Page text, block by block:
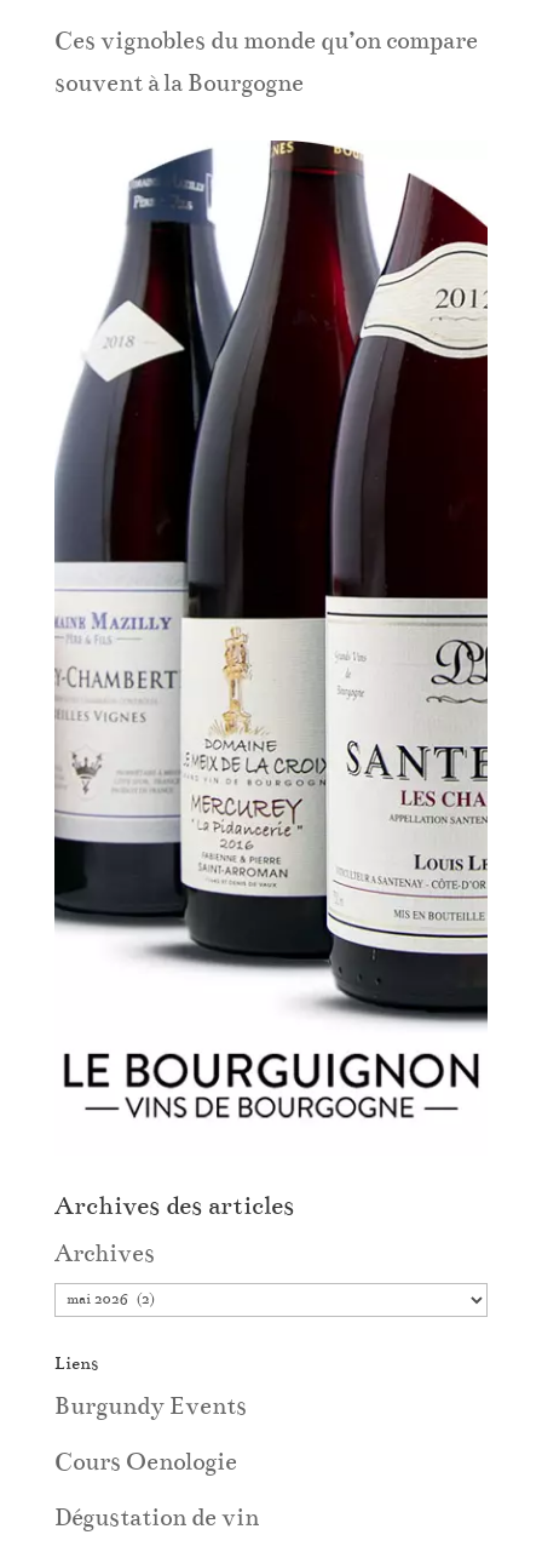
Ces vignobles du monde qu’on compare
souvent à la Bourgogne
Archives des articles
Archives
Liens
Burgundy Events
Cours Oenologie
Dégustation de vin